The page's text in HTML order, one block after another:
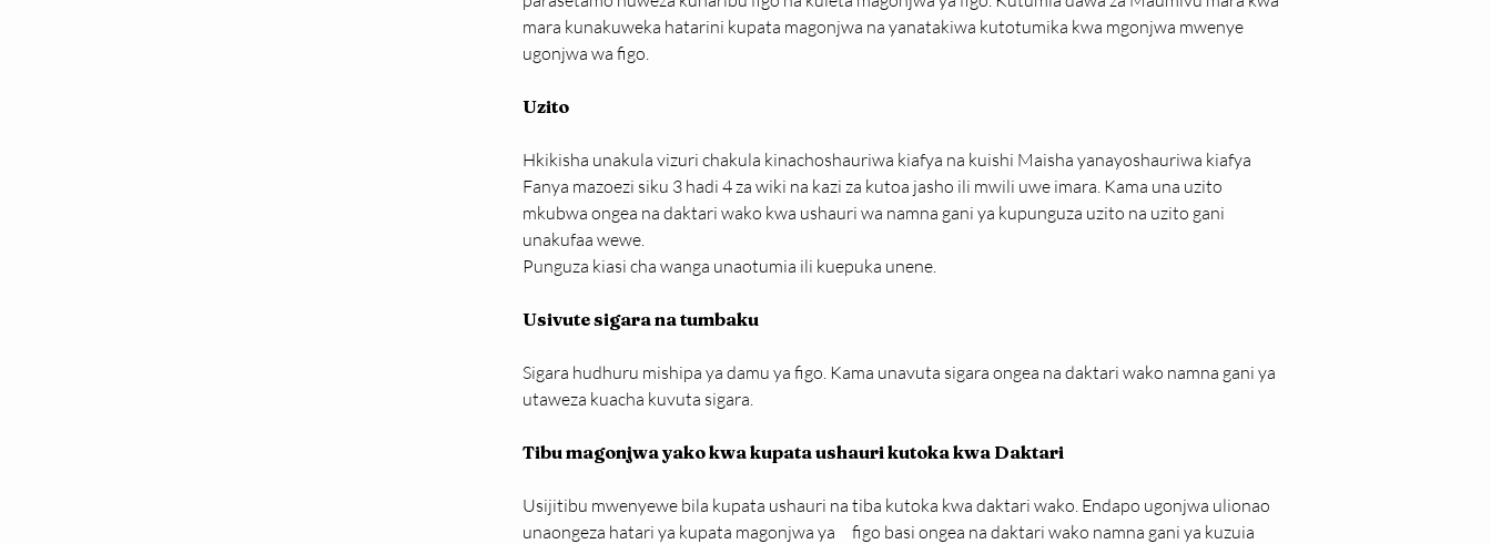
mara kunakuweka hatarini kupata magonjwa na yanatakiwa kutotumika kwa mgonjwa mwenye
ugonjwa wa figo.
Uzito
Hkikisha unakula vizuri chakula kinachoshauriwa kiafya na kuishi Maisha yanayoshauriwa kiafya
Fanya mazoezi siku 3 hadi 4 za wiki na kazi za kutoa jasho ili mwili uwe imara. Kama una uzito
mkubwa ongea na daktari wako kwa ushauri wa namna gani ya kupunguza uzito na uzito gani
unakufaa wewe.
Punguza kiasi cha wanga unaotumia ili kuepuka unene.
Usivute sigara na tumbaku
Sigara hudhuru mishipa ya damu ya figo. Kama unavuta sigara ongea na daktari wako namna gani ya
utaweza kuacha kuvuta sigara.
Tibu magonjwa yako kwa kupata ushauri kutoka kwa Daktari
Usijitibu mwenyewe bila kupata ushauri na tiba kutoka kwa daktari wako. Endapo ugonjwa ulionao
unaongeza hatari ya kupata magonjwa ya     figo basi ongea na daktari wako namna gani ya kuzuia